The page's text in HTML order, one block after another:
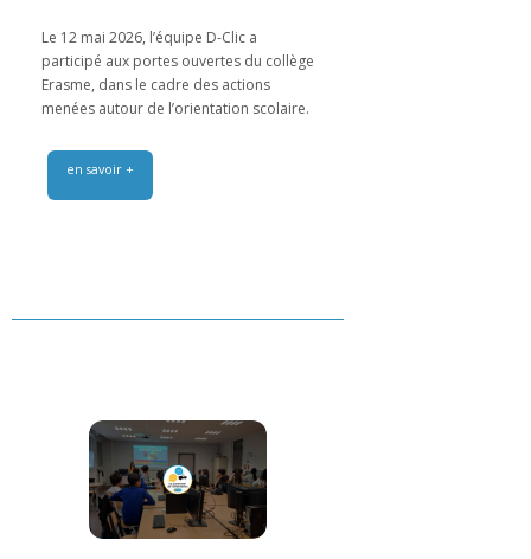
Le 12 mai 2026, l’équipe D-Clic a
participé aux portes ouvertes du collège
Erasme, dans le cadre des actions
menées autour de l’orientation scolaire.
en savoir +